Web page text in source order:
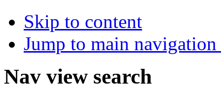
Skip to content
Jump to main
Nav view search